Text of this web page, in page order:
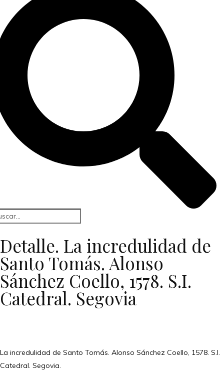
Detalle. La incredulidad de
Santo Tomás. Alonso
Sánchez Coello, 1578. S.I.
Catedral. Segovia
La incredulidad de Santo Tomás. Alonso Sánchez Coello, 1578. S.I.
Catedral. Segovia.